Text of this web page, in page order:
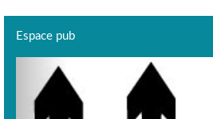
Espace pub
Previous